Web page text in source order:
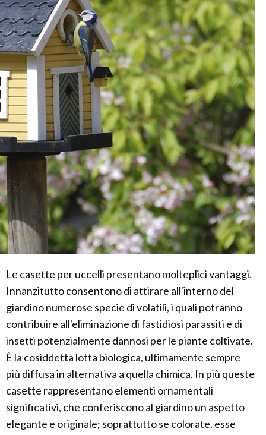
Le casette per uccelli presentano molteplici vantaggi.
Innanzitutto consentono di attirare all'interno del
giardino numerose specie di volatili, i quali potranno
contribuire all'eliminazione di fastidiosi parassiti e di
insetti potenzialmente dannosi per le piante coltivate.
È la cosiddetta lotta biologica, ultimamente sempre
più diffusa in alternativa a quella chimica. In più queste
casette rappresentano elementi ornamentali
significativi, che conferiscono al giardino un aspetto
elegante e originale; soprattutto se colorate, esse